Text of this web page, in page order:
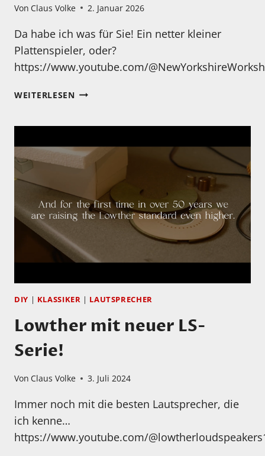
Von Claus Volke 2. Januar 2026
Da habe ich was für Sie! Ein netter kleiner
Plattenspieler, oder?
https://www.youtube.com/
WEITERLESENEIN
DAS
NEUE
DIY KLASSIKER LAUTSPRECHER
Lowther mit neuer LS-
Serie!
Von Claus Volke 3. Juli 2024
Immer noch mit die besten Lautsprecher, die
ich kenne…
https://www.youtube.com/